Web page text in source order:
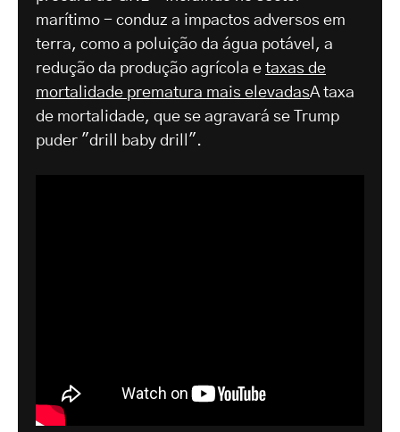
marítimo - conduz a impactos adversos em
terra, como a poluição da água potável, a
redução da produção agrícola e taxas de
mortalidade prematura mais elevadasA taxa
de mortalidade, que se agravará se Trump
puder "drill baby drill".